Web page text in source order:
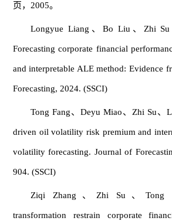
页，2005。
Longyue Liang、Bo Liu、Zhi
Forecasting corporate financial
and interpretable ALE method: Evidence
Forecasting, 2024. (SSCI)
Tong Fang、Deyu Miao、Zhi Su、
driven oil volatility risk premium and
volatility forecasting. Journal of
904. (SSCI)
Ziqi Zhang、Zhi Su、Tong
transformation restrain corporate